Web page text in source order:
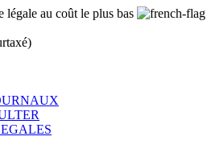
légale au coût le plus bas